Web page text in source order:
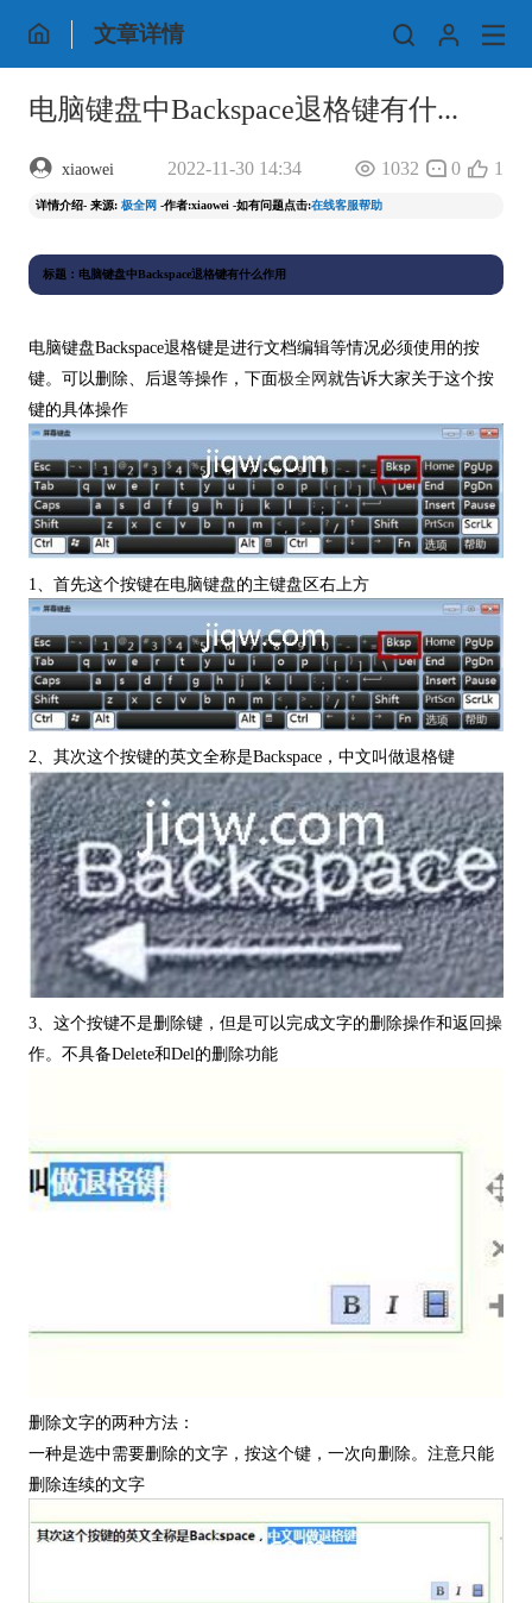
文章详情
电脑键盘中Backspace退格键有什...
xiaowei 2022-11-30 14:34 1032 0 1
详情介绍- 来源: 极全网 -作者:xiaowei -如有问题点击:在线客服帮助
标题：电脑键盘中Backspace退格键有什么作用
电脑键盘Backspace退格键是进行文档编辑等情况必须使用的按
键。可以删除、后退等操作，下面极全网 就告诉大家关于这个按
键的具体操作
1、首先这个按键在电脑键盘的主键盘区右上方
2、其次这个按键的英文全称是Backspace，中文叫做退格键
3、这个按键不是删除键，但是可以完成文字的删除操作和返回操
作。不具备Delete和Del的删除功能
删除文字的两种方法：
一种是选中需要删除的文字，按这个键，一次向删除。注意只能
删除连续的文字